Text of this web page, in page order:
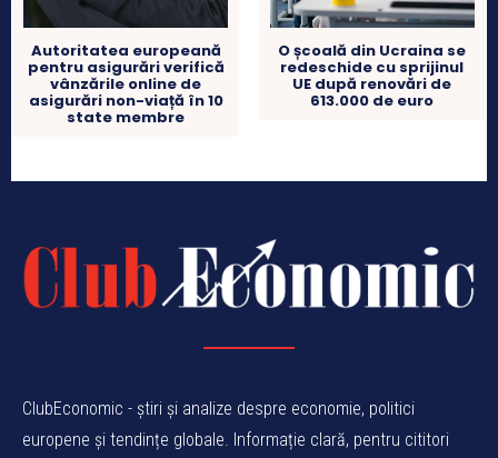
Autoritatea europeană
pentru asigurări verifică
vânzările online de
asigurări non-viață în 10
state membre
O școală din Ucraina se
redeschide cu sprijinul
UE după renovări de
613.000 de euro
ClubEconomic - știri și analize despre economie, politici
europene și tendințe globale. Informație clară, pentru cititori